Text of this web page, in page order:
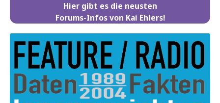
Hier gibt es die neusten
Forums-Infos von Kai Ehlers!